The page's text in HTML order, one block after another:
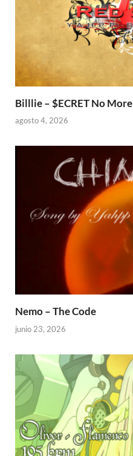
Billlie – $ECRET No More
agosto 4, 2026
Nemo – The Code
junio 23, 2026